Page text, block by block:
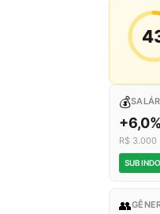
💰
+6,0%
R$ 3.000
SUBINDO
👥